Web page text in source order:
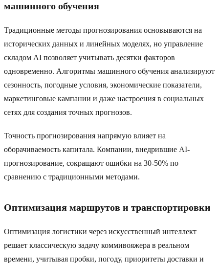
машинного обучения
Традиционные методы прогнозирования основываются на
исторических данных и линейных моделях, но управление
складом AI позволяет учитывать десятки факторов
одновременно. Алгоритмы машинного обучения анализируют
сезонность, погодные условия, экономические показатели,
маркетинговые кампании и даже настроения в социальных
сетях для создания точных прогнозов.
Точность прогнозирования напрямую влияет на
оборачиваемость капитала. Компании, внедрившие AI-
прогнозирование, сокращают ошибки на 30-50% по
сравнению с традиционными методами.
Оптимизация маршрутов и транспортировки
Оптимизация логистики через искусственный интеллект
решает классическую задачу коммивояжера в реальном
времени, учитывая пробки, погоду, приоритеты доставки и